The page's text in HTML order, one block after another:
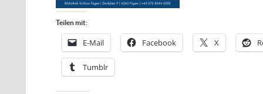
Teilen mit:
E-Mail Facebook X
Tumblr